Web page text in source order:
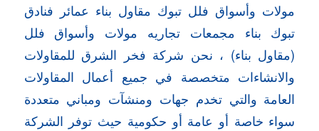
مولات وأسواق فلل تبوك مقاول بناء عمائر فنادق
تبوك بناء مجمعات تجاريه مولات وأسواق فلل
(مقاول بناء) ، نحن شركة فخر الشرق للمقاولات
والانشاءات متخصصة في جميع أعمال المقاولات
العامة والتي تخدم جهات ومنشآت ومباني متعددة
سواء خاصة أو عامة أو حكومية حيث توفر الشركة